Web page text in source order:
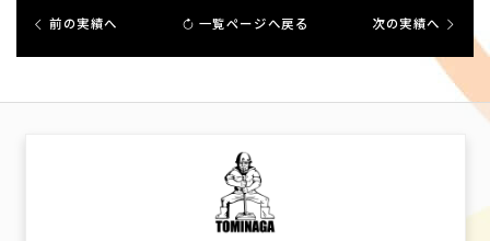
前の実績へ 一覧ページへ戻る 次の実績へ